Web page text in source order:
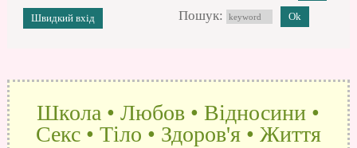
Пошук:
Школа • Любов • Відносини •
Секс • Тіло • Здоров'я • Життя